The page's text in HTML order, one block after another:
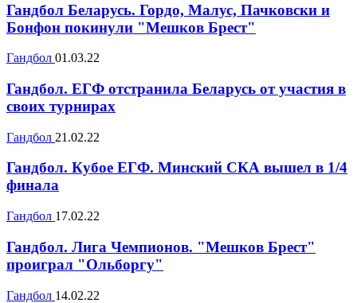
Гандбол Беларусь. Гордо, Малус, Пачковски и
Бонфон покинули "Мешков Брест"
Гандбол 01.03.22
Гандбол. ЕГФ отстранила Беларусь от участия в
своих турнирах
Гандбол 21.02.22
Гандбол. Кубое ЕГФ. Минский СКА вышел в 1/4
финала
Гандбол 17.02.22
Гандбол. Лига Чемпионов. "Мешков Брест"
проиграл "Ольборгу"
Гандбол 14.02.22